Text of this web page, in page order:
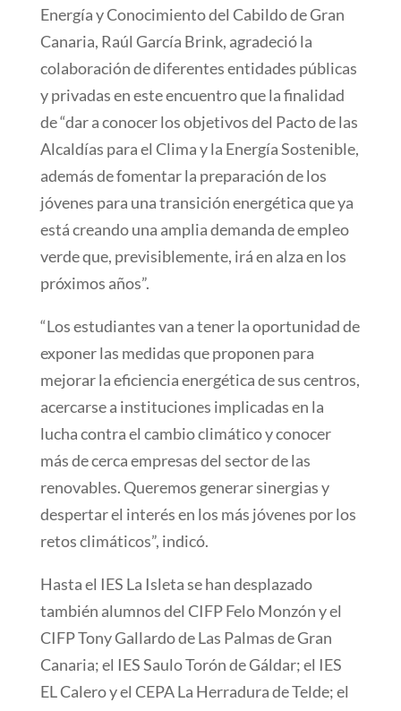
Energía y Conocimiento del Cabildo de Gran
Canaria, Raúl García Brink, agradeció la
colaboración de diferentes entidades públicas
y privadas en este encuentro que la finalidad
de “dar a conocer los objetivos del Pacto de las
Alcaldías para el Clima y la Energía Sostenible,
además de fomentar la preparación de los
jóvenes para una transición energética que ya
está creando una amplia demanda de empleo
verde que, previsiblemente, irá en alza en los
próximos años”.
“Los estudiantes van a tener la oportunidad de
exponer las medidas que proponen para
mejorar la eficiencia energética de sus centros,
acercarse a instituciones implicadas en la
lucha contra el cambio climático y conocer
más de cerca empresas del sector de las
renovables. Queremos generar sinergias y
despertar el interés en los más jóvenes por los
retos climáticos”, indicó.
Hasta el IES La Isleta se han desplazado
también alumnos del CIFP Felo Monzón y el
CIFP Tony Gallardo de Las Palmas de Gran
Canaria; el IES Saulo Torón de Gáldar; el IES
EL Calero y el CEPA La Herradura de Telde; el